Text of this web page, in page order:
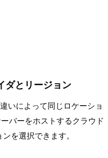
ダとリージョン
いによって同じロケーショ
バーをホストするクラウド
を選択できます。